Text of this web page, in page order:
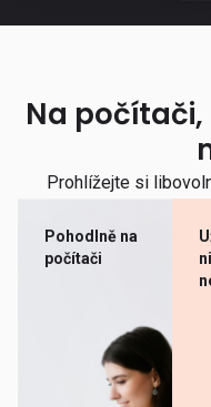
Na
Prohlížejte si
Pohodlně na
počítači